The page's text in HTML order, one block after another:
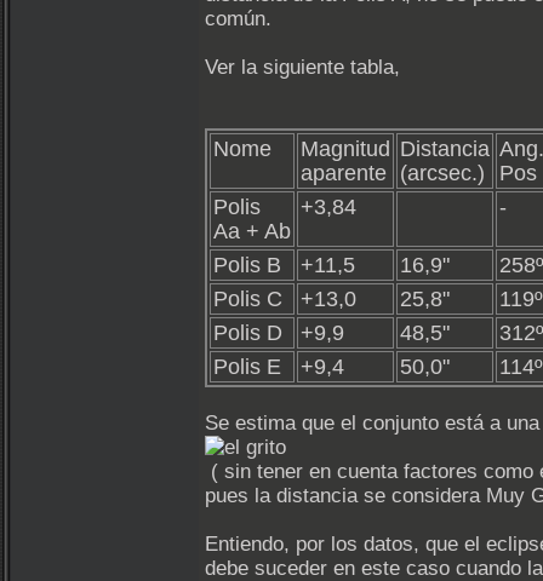
común.
Ver la siguiente tabla,
Nome
Magnitud
aparente
Distancia
(arcsec.)
Ang.
Pos
Polis
Aa + Ab
+3,84 -
Polis B +11,5 16,9"
258º
Polis C
+13,0 25,8"
119º
Polis D
+9,9 48,5"
312º
Polis E
+9,4 50,0" 114º
Se estima que el conjunto está a
( sin tener en cuenta factores como
pues la distancia se considera Muy
Entiendo, por los datos, que el
debe suceder en este caso cuando